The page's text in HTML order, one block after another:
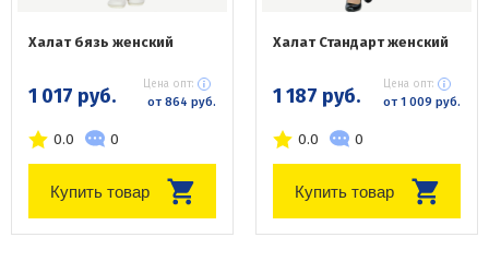
Халат бязь женский
1 017 руб. Цена опт:
от 864 руб.
0.0 0
Купить товар
Халат Стандарт женский
1 187 руб. Цена опт:
от 1 009 руб.
0.0 0
Купить товар